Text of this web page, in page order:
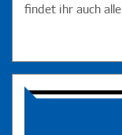
findet ihr auch